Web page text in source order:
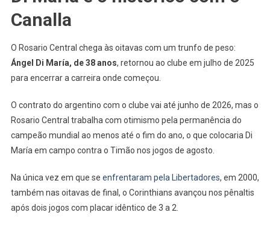
Canalla
O Rosario Central chega às oitavas com um trunfo de peso:
Ángel Di María, de 38 anos, retornou ao clube em julho de 2025
para encerrar a carreira onde começou.
O contrato do argentino com o clube vai até junho de 2026, mas o
Rosario Central trabalha com otimismo pela permanência do
campeão mundial ao menos até o fim do ano, o que colocaria Di
María em campo contra o Timão nos jogos de agosto.
Na única vez em que se enfrentaram pela Libertadores, em 2000,
também nas oitavas de final, o Corinthians avançou nos pênaltis
após dois jogos com placar idêntico de 3 a 2.